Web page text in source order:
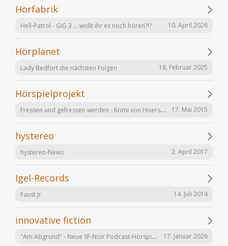
Hörfabrik
Hell-Patrol - GIG 3 ... wollt ihr es noch hören?!? 10. April 2026
Hörplanet
Lady Bedfort die nächsten Folgen 18. Februar 2025
Hörspielprojekt
Fressen und gefressen werden - Krimi von Hoerspielprojekt.de 17. Mai 2015
hystereo
hystereo-News 2. April 2017
Igel-Records
Faust Jr. 14. Juli 2014
innovative fiction
"Am Abgrund" - Neue SF-Noir Podcast-Hörspielserie 17. Januar 2026